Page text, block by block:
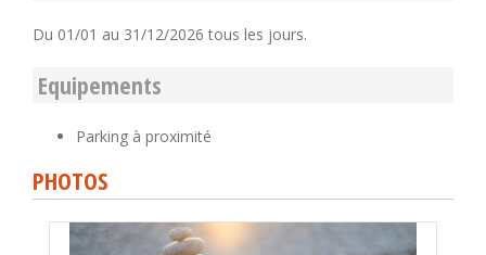
Du 01/01 au 31/12/2026 tous les jours.
Equipements
Parking à proximité
PHOTOS